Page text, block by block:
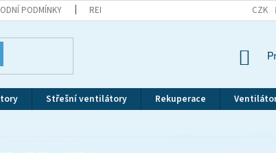
PODMÍNKY REKLAMAČNÍ ŘÁD CZK
Střešní ventilátory Rekuperace